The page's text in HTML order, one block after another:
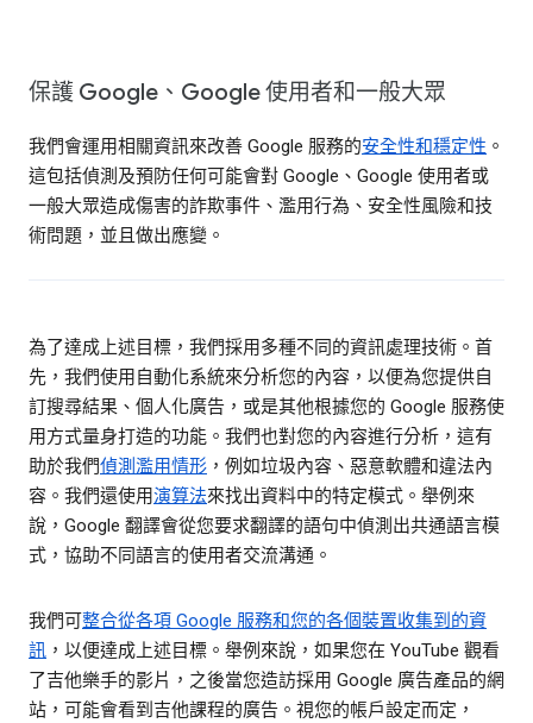
保護 Google、Google 使用者和一般大眾
我們會運用相關資訊來改善 Google 服務的安全性和穩定性 。
這包括偵測及預防任何可能會對 Google、Google 使用者或
一般大眾造成傷害的詐欺事件、濫用行為、安全性風險和技
術問題，並且做出應變。
為了達成上述目標，我們採用多種不同的資訊處理技術。首
先，我們使用自動化系統來分析您的內容，以便為您提供自
訂搜尋結果、個人化廣告，或是其他根據您的 Google 服務使
用方式量身打造的功能。我們也對您的內容進行分析，這有
助於我們偵測濫用情形 ，例如垃圾內容、惡意軟體和違法內
容。我們還使用演算法來找出資料中的特定模式。舉例來
說，Google 翻譯會從您要求翻譯的語句中偵測出共通語言模
式，協助不同語言的使用者交流溝通。
我們可整合從各項 Google 服務和您的各個裝置收集到的資
訊 ，以便達成上述目標。舉例來說，如果您在 YouTube 觀看
了吉他樂手的影片，之後當您造訪採用 Google 廣告產品的網
站，可能會看到吉他課程的廣告。視您的帳戶設定而定，